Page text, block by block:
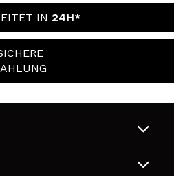
IN 24H*